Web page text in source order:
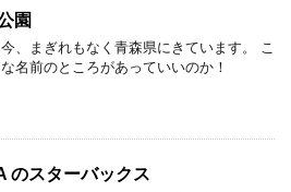
園
、まぎれもなく青森県にきています。 こ
名前のところがあっていいのか！
のスターバックス